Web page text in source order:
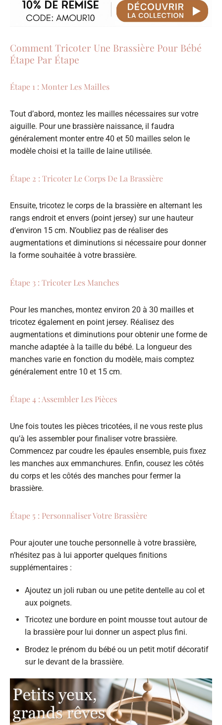
Comment Tricoter Une Brassière Pour Bébé
Étape Par Étape
Étape 1 : Monter Les Mailles
Tout d’abord, montez les mailles nécessaires sur votre
aiguille. Pour une brassière naissance, il faudra
généralement monter entre 40 et 50 mailles selon le
modèle choisi et la taille de laine utilisée.
Étape 2 : Tricoter Le Corps De La Brassière
Ensuite, tricotez le corps de la brassière en alternant les
rangs endroit et envers (point jersey) sur une hauteur
d’environ 15 cm. N’oubliez pas de réaliser des
augmentations et diminutions si nécessaire pour donner
la forme souhaitée à votre brassière.
Étape 3 : Tricoter Les Manches
Pour les manches, montez environ 20 à 30 mailles et
tricotez également en point jersey. Réalisez des
augmentations et diminutions pour obtenir une forme de
manche adaptée à la taille du bébé. La longueur des
manches varie en fonction du modèle, mais comptez
généralement entre 10 et 15 cm.
Étape 4 : Assembler Les Pièces
Une fois toutes les pièces tricotées, il ne vous reste plus
qu’à les assembler pour finaliser votre brassière.
Commencez par coudre les épaules ensemble, puis fixez
les manches aux emmanchures. Enfin, cousez les côtés
du corps et les côtés des manches pour fermer la
brassière.
Étape 5 : Personnaliser Votre Brassière
Pour ajouter une touche personnelle à votre brassière,
n’hésitez pas à lui apporter quelques finitions
supplémentaires :
Ajoutez un joli ruban ou une petite dentelle au col et
aux poignets.
Tricotez une bordure en point mousse tout autour de
la brassière pour lui donner un aspect plus fini.
Brodez le prénom du bébé ou un petit motif décoratif
sur le devant de la brassière.